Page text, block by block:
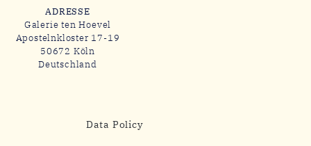
ADRESSE
Galerie ten Hoevel
Apostelnkloster 17-19
50672 Köln
Deutschland
Data Policy